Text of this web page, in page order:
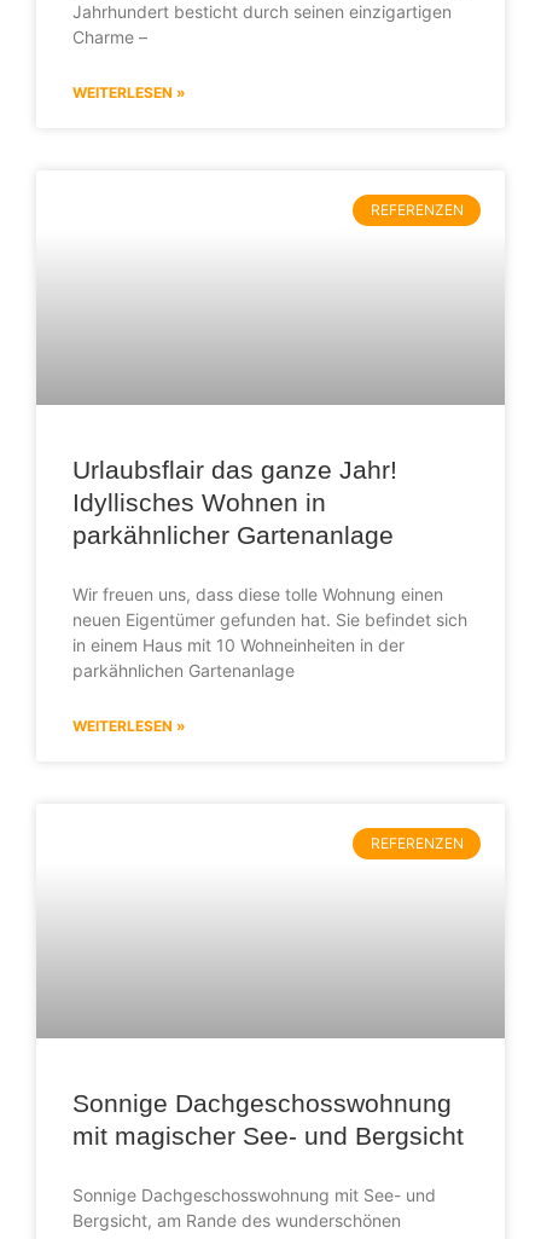
Jahrhundert besticht durch seinen einzigartigen
Charme –
WEITERLESEN »
REFERENZEN
Urlaubsflair das ganze Jahr!
Idyllisches Wohnen in
parkähnlicher Gartenanlage
Wir freuen uns, dass diese tolle Wohnung einen
neuen Eigentümer gefunden hat. Sie befindet sich
in einem Haus mit 10 Wohneinheiten in der
parkähnlichen Gartenanlage
WEITERLESEN »
REFERENZEN
Sonnige Dachgeschosswohnung
mit magischer See- und Bergsicht
Sonnige Dachgeschosswohnung mit See- und
Bergsicht, am Rande des wunderschönen